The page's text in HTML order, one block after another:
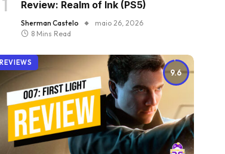
Review: Realm of Ink (PS5)
Sherman Castelo
maio 26, 2026
8 Mins Read
9.6
REVIEWS